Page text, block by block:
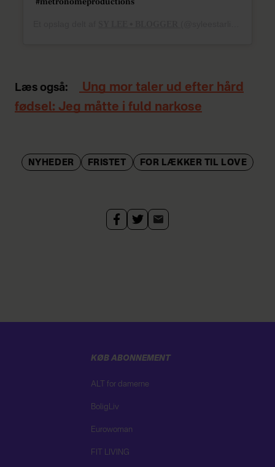
Læs også:
Ung mor taler ud efter hård
fødsel: Jeg måtte i fuld narkose
NYHEDER FRISTET FOR LÆKKER TIL LOVE
KØB ABONNEMENT
ALT for damerne
BoligLiv
Eurowoman
FIT LIVING